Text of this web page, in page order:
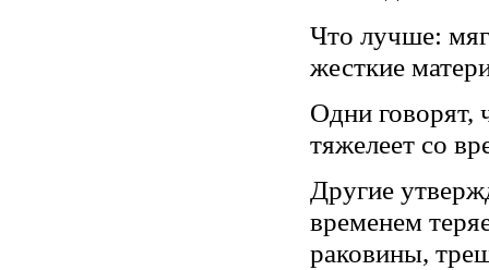
Что лучше:
жесткие
Одни говорят,
тяжелеет со
Другие
временем
раковины,